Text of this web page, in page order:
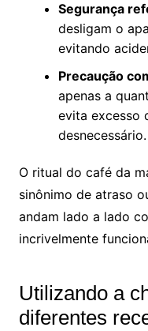
Segurança
desligam o
evitando
Precaução
apenas a
evita excesso
desnecessário.
O ritual do café da
sinônimo de atraso
andam lado a lado
incrivelmente
Utilizando a
diferentes